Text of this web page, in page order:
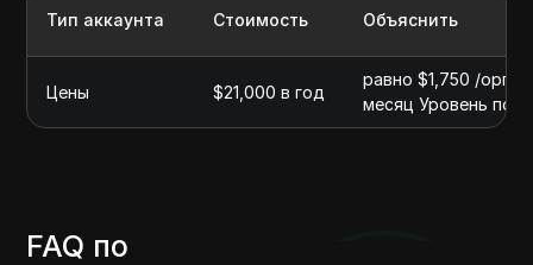
Тип аккаунта Стоимость Объяснить
Цены $21,000 в год
равно $1,750 /
месяц Уровень
FAQ по